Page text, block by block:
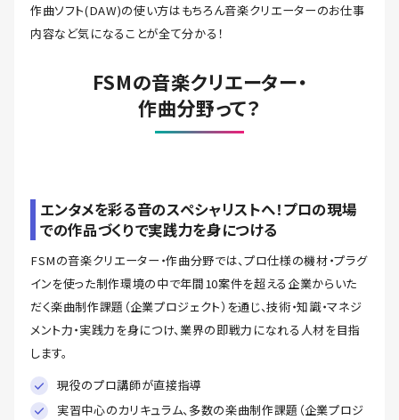
作曲ソフト(DAW)の使い方はもちろん音楽クリエーターのお仕事
内容など気になることが全て分かる！
FSMの音楽クリエーター・
作曲分野って？
エンタメを彩る音のスペシャリストへ！プロの現場
での作品づくりで実践力を身につける
FSMの音楽クリエーター・作曲分野では、プロ仕様の機材・プラグ
インを使った制作環境の中で年間10案件を超える企業からいた
だく楽曲制作課題（企業プロジェクト）を通じ、技術・知識・マネジ
メント力・実践力を身につけ、業界の即戦力になれる人材を目指
します。
現役のプロ講師が直接指導
実習中心のカリキュラム、多数の楽曲制作課題（企業プロジ